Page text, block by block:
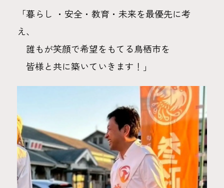
「暮らし ・安全・教育・未来を最優先に考
え、
誰もが笑顔で希望をもてる鳥栖市を
皆様と共に築いていきます！」